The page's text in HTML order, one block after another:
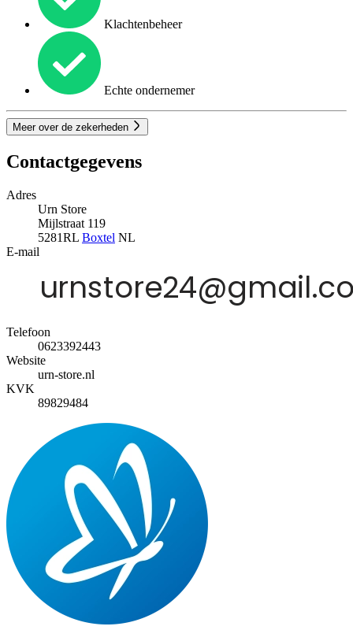
Klachtenbeheer
Echte ondernemer
Meer over de zekerheden
Contactgegevens
Adres
Urn Store
Mijlstraat 119
5281RL Boxtel NL
E-mail
Telefoon
0623392443
Website
urn-store.nl
KVK
89829484